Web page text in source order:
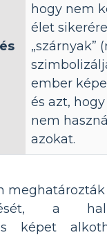
hogy nem
élet
„szárnyak”
ember
és azt,
nem
azokat.
meghatározták
a
képet